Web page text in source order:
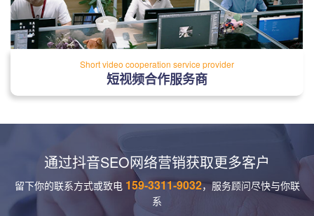
Short video cooperation service provider
短视频合作服务商
通过抖音SEO网络营销获取更多客户
留下你的联系方式或致电 159-3311-9032，服务顾问尽快与你联
系